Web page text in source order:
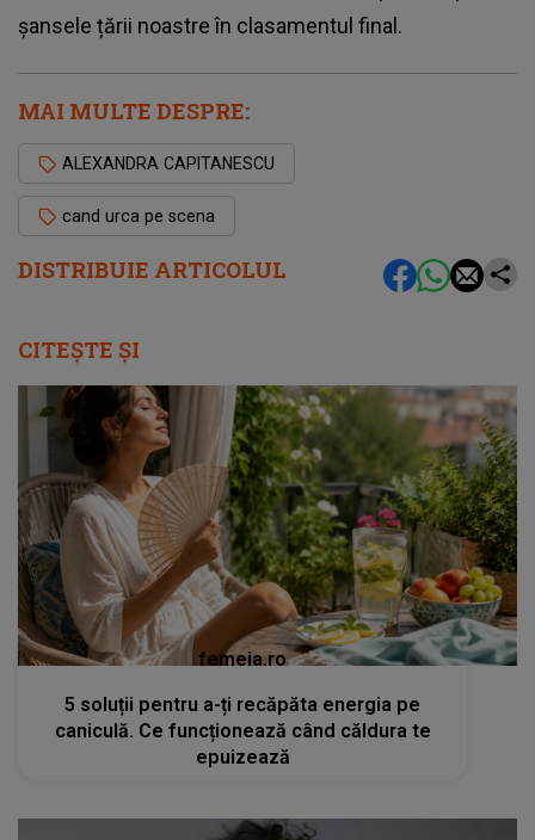
DISTRIBUIE ARTICOLUL
șansele țării noastre în clasamentul final.
MAI MULTE DESPRE:
ALEXANDRA CAPITANESCU
cand urca pe scena
CITEȘTE ȘI
femeia.ro
5 soluții pentru a-ți recăpăta energia pe
caniculă. Ce funcționează când căldura te
epuizează